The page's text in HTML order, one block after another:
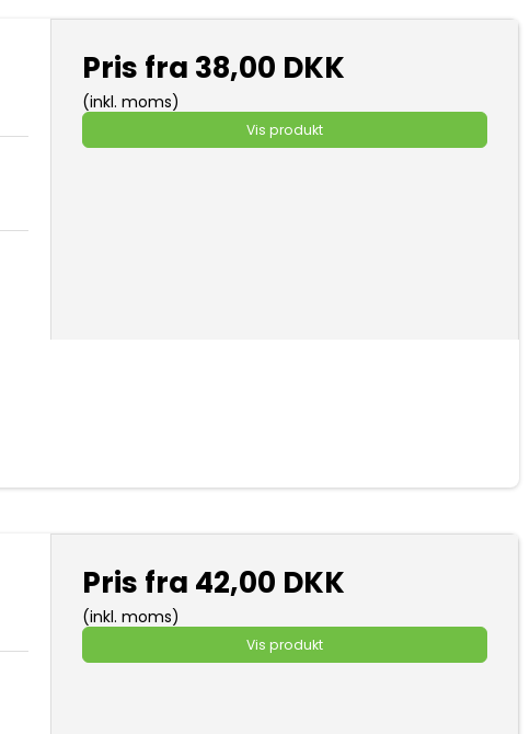
Pris fra 38,00 DKK
(inkl. moms)
Vis produkt
Pris fra 42,00 DKK
(inkl. moms)
Vis produkt